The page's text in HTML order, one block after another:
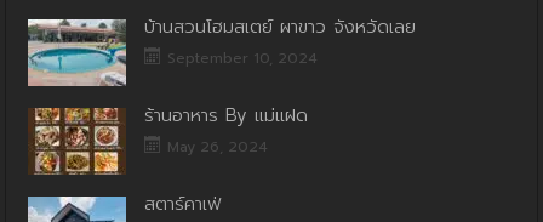
บ้านสวนโฮมสเตย์ ผาขาว จังหวัดเลย
September 10, 2024
ร้านอาหาร By แม่แฝด
May 26, 2024
สตาร์คาเฟ่